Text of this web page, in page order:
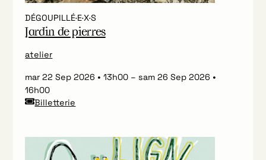
DÉGOUPILLÉ·E·X·S
Jardin de pierres
atelier
mar 22 Sep 2026 13h00 – sam 26 Sep 2026
16h00
Billetterie